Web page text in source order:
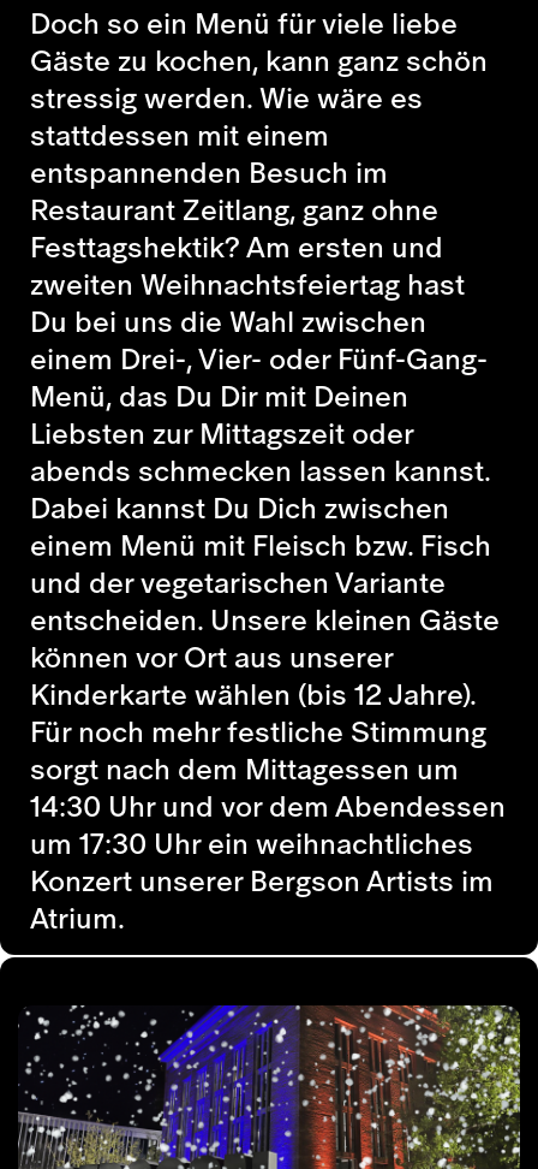
Doch so ein Menü für viele liebe
Gäste zu kochen, kann ganz schön
stressig werden. Wie wäre es
stattdessen mit einem
entspannenden Besuch im
Restaurant Zeitlang, ganz ohne
Festtagshektik? Am ersten und
zweiten Weihnachtsfeiertag hast
Du bei uns die Wahl zwischen
einem Drei-, Vier- oder Fünf-Gang-
Menü, das Du Dir mit Deinen
Liebsten zur Mittagszeit oder
abends schmecken lassen kannst.
Dabei kannst Du Dich zwischen
einem Menü mit Fleisch bzw. Fisch
und der vegetarischen Variante
entscheiden. Unsere kleinen Gäste
können vor Ort aus unserer
Kinderkarte wählen (bis 12 Jahre).
Für noch mehr festliche Stimmung
sorgt nach dem Mittagessen um
14:30 Uhr und vor dem Abendessen
um 17:30 Uhr ein weihnachtliches
Konzert unserer Bergson Artists im
Atrium.